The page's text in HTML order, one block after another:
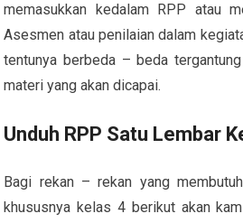
memasukkan kedalam RPP atau
Asesmen atau penilaian dalam
tentunya berbeda – beda
materi yang akan dicapai.
Unduh RPP Satu Lembar
Bagi rekan – rekan yang
khususnya kelas 4 berikut akan